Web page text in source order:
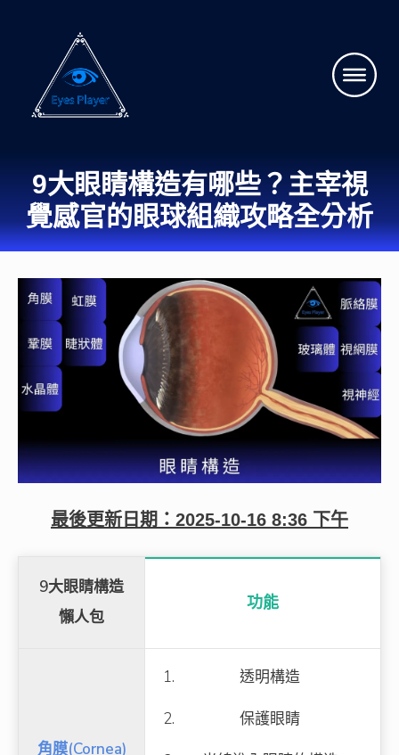
9大眼睛構造有哪些？主宰視
覺感官的眼球組織攻略全分析
最後更新日期： 2025-10-16 8:36 下午
9大眼睛構造
懶人包
功能
角膜(Cornea)
透明構造
保護眼睛